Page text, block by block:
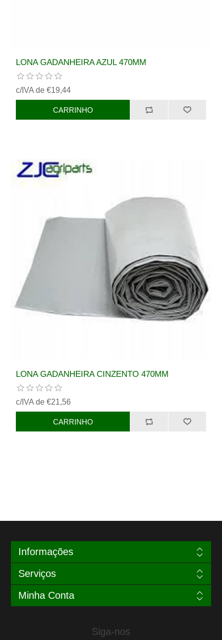
LONA GADANHEIRA AZUL 470MM
c/IVA de €19,44
LONA GADANHEIRA CINZENTO 470MM
c/IVA de €21,56
Informações
Serviços
Minha Conta
Siga-nos